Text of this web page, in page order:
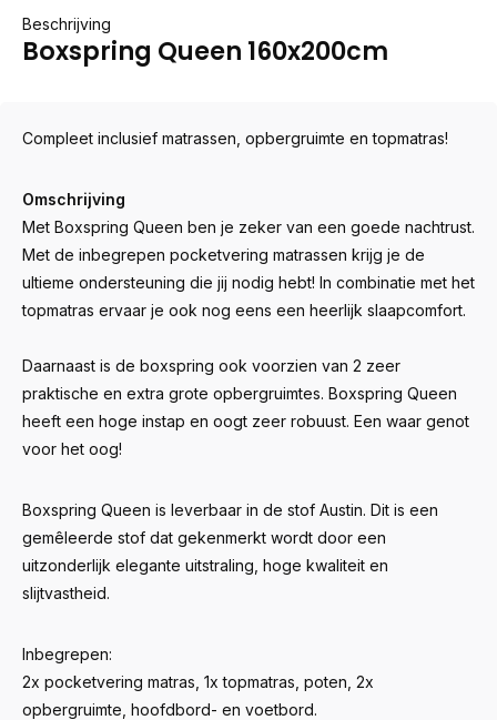
Beschrijving
Boxspring Queen 160x200cm
Compleet inclusief matrassen, opbergruimte en topmatras!
Omschrijving
Met Boxspring Queen ben je zeker van een goede nachtrust.
Met de inbegrepen pocketvering matrassen krijg je de
ultieme ondersteuning die jij nodig hebt! In combinatie met het
topmatras ervaar je ook nog eens een heerlijk slaapcomfort.
Daarnaast is de boxspring ook voorzien van 2 zeer
praktische en extra grote opbergruimtes. Boxspring Queen
heeft een hoge instap en oogt zeer robuust. Een waar genot
voor het oog!
Boxspring Queen is leverbaar in de stof Austin. Dit is een
gemêleerde stof dat gekenmerkt wordt door een
uitzonderlijk elegante uitstraling, hoge kwaliteit en
slijtvastheid.
Inbegrepen:
2x pocketvering matras, 1x topmatras, poten, 2x
opbergruimte, hoofdbord- en voetbord.